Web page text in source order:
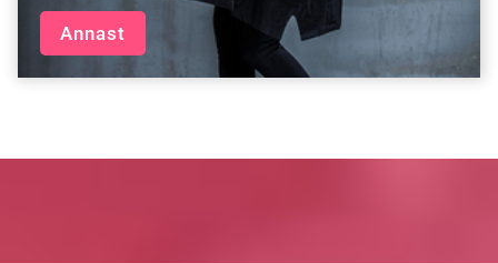
Annast